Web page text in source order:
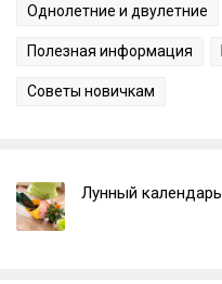
Однолетние и двулетние
Полезная информация
Советы новичкам
Лунный